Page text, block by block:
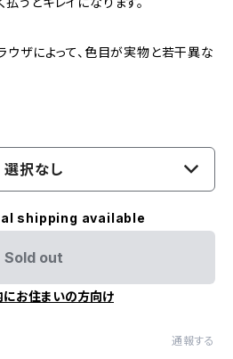
ウザによって、色目が実物と若干異な
選択なし
shipping available
Sold out
にお住まいの方向け
通報する